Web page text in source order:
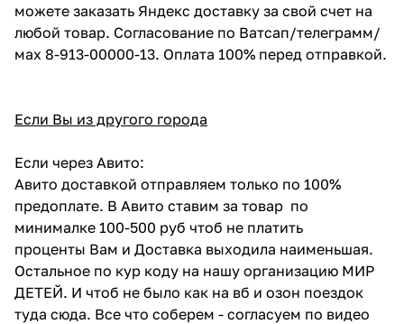
можете заказать Яндекс доставку за свой счет на
любой товар. Согласование по Ватсап/телеграмм/
мах 8-913-00000-13. Оплата 100% перед отправкой.
Если Вы из другого города
Если через Авито:
Авито доставкой отправляем только по 100%
предоплате. В Авито ставим за товар по
минималке 100-500 руб чтоб не платить
проценты Вам и Доставка выходила наименьшая.
Остальное по кур коду на нашу организацию МИР
ДЕТЕЙ. И чтоб не было как на вб и озон поездок
туда сюда. Все что соберем - согласуем по видео